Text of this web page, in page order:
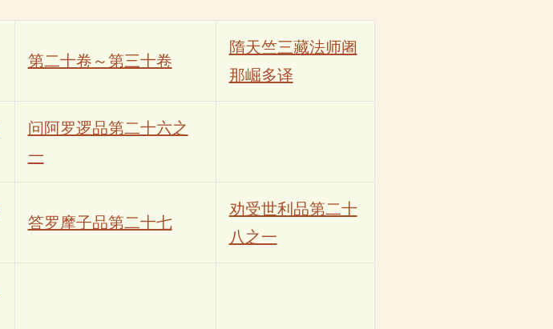
第二十卷～第三十卷
隋天竺三藏法师阇
那崛多译
问阿罗逻品第二十六之
一
答罗摩子品第二十七
劝受世利品第二十
八之一